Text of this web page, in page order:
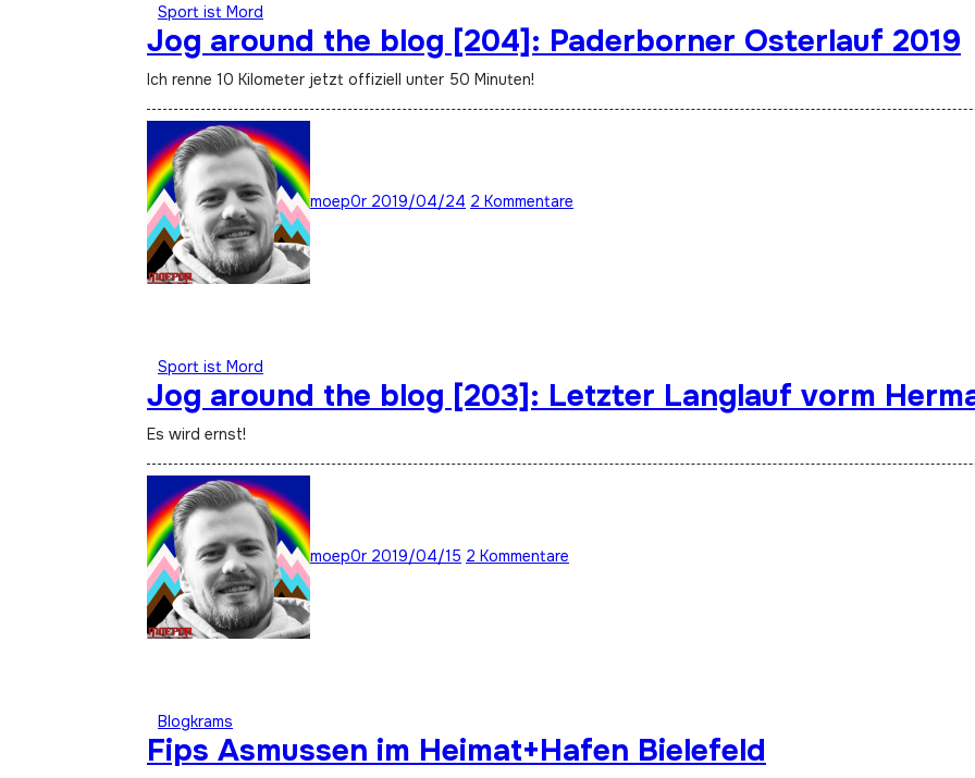
Sport ist Mord
Jog around the blog [204]: Paderborner Osterlauf 2019
Ich renne 10 Kilometer jetzt offiziell unter 50 Minuten!
moep0r 2019/04/24 2 Kommentare
Sport ist Mord
Jog around the blog [203]: Letzter Langlauf vorm
Es wird ernst!
moep0r 2019/04/15 2 Kommentare
Blogkrams
Fips Asmussen im Heimat+Hafen Bielefeld